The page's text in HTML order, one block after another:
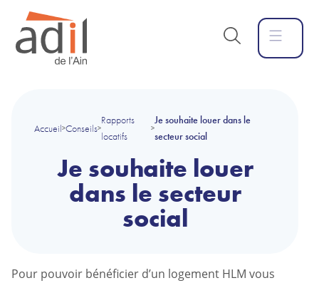
Accueil>Conseils>
Rapports
locatifs
>
Je souhaite louer dans le
secteur social
Je souhaite louer
dans le secteur
social
Pour pouvoir bénéficier d’un logement HLM vous